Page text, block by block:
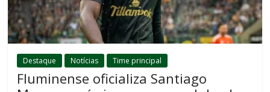
Destaque Notícias Time principal
Fluminense oficializa Santiago